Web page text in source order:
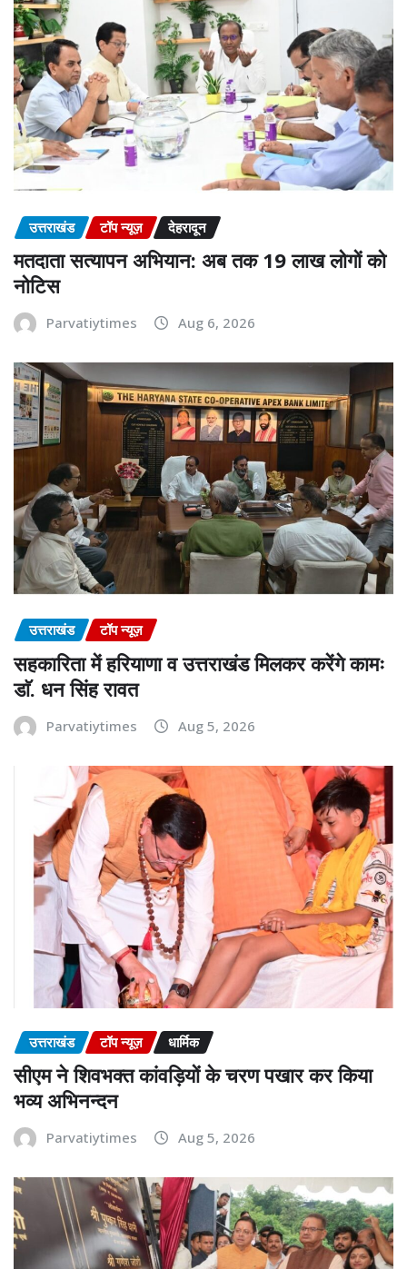
उत्तराखंड टॉप न्यूज़ देहरादून
मतदाता सत्यापन अभियान: अब तक 19 लाख लोगों को
नोटिस
Parvatiytimes Aug 6, 2026
उत्तराखंड टॉप न्यूज़
सहकारिता में हरियाणा व उत्तराखंड मिलकर करेंगे कामः
डाॅ. धन सिंह रावत
Parvatiytimes Aug 5, 2026
उत्तराखंड टॉप न्यूज़ धार्मिक
सीएम ने शिवभक्त कांवड़ियों के चरण पखार कर किया
भव्य अभिनन्दन
Parvatiytimes Aug 5, 2026